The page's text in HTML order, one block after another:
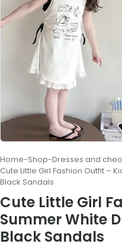
Home-Shop-Dresses and
Cute Little Girl Fashion Outfit –
Black Sandals
Cute Little Girl
Summer White
Black Sandals